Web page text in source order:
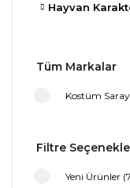
Hayvan
Tüm Markalar
Kostüm
Filtre
Yeni Ürünler